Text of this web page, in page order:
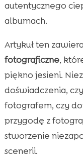
domu
 Wybór

Pies porady
Kreatywne
Uchwycenie
Zabawki i
fotografii
Obróbka
autentycznego
albumach.
Artykuł ten
fotograficzne,
piękno jesieni.
doświadczenia,
fotografem, czy
przygodę z
stworzenie
scenerii.